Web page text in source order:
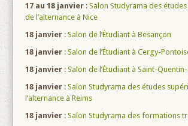
17 au 18 janvier :Salon Studyrama des
de l’alternance à Nice
18 janvier :Salon de l’Étudiant à Besançon
18 janvier :Salon de l’Étudiant à Cergy-
18 janvier :Salon de l’Étudiant à Saint-
18 janvier :Salon Studyrama des études
l’alternance à Reims
18 janvier :Salon Studyrama des formations